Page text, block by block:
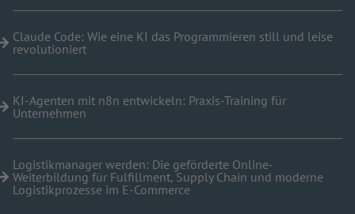
Claude Code: Wie eine KI das Programmieren still und leise
revolutioniert
KI-Agenten mit n8n entwickeln: Praxis-Training für
Unternehmen
Logistikmanager werden: Die geförderte Online-
Weiterbildung für Fulfillment, Supply Chain und moderne
Logistikprozesse im E-Commerce